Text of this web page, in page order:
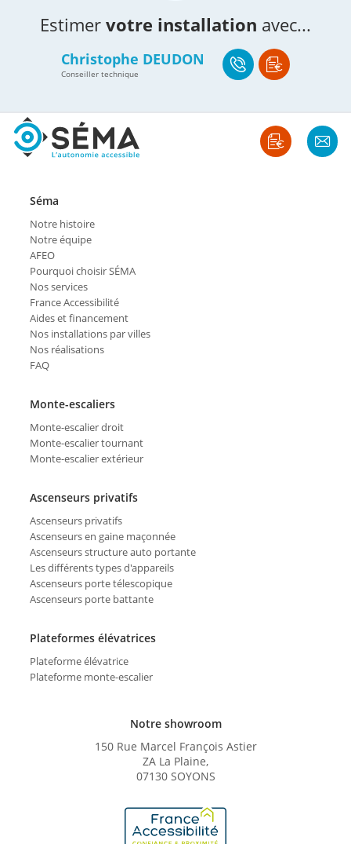
Estimer votre installation avec...
Christophe DEUDON
Conseiller technique
Notre showroom
150 Rue Marcel François Astier
ZA La Plaine,
07130 SOYONS
Séma
Notre histoire
Notre équipe
AFEO
Pourquoi choisir SÉMA
Nos services
France Accessibilité
Aides et financement
Nos installations par villes
Nos réalisations
FAQ
Monte-escaliers
Monte-escalier droit
Monte-escalier tournant
Monte-escalier extérieur
Ascenseurs privatifs
Ascenseurs privatifs
Ascenseurs en gaine maçonnée
Ascenseurs structure auto portante
Les différents types d'appareils
Ascenseurs porte télescopique
Ascenseurs porte battante
Plateformes élévatrices
Plateforme élévatrice
Plateforme monte-escalier